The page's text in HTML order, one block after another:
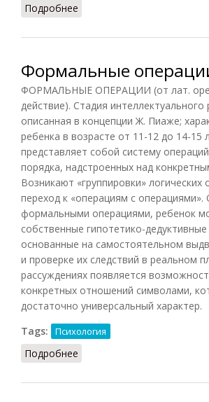
Подробнее
Формальные
ФОРМАЛЬНЫЕ ОПЕРАЦИИ (от лат.
действие). Стадия интеллектуального
описанная в концепции Ж. Пиаже;
ребенка в возрасте от 11-12 до 14-15
представляет собой систему
порядка, надстроенных над
Возникают «группировки»
переход к «операциям с операциями».
формальными операциями, ребенок
собственные гипотетико-
основанные на самостоятельном
и проверке их следствий в реальном
рассуждениях появляется
конкретных отношений символами,
достаточно универсальный характер.
Tags:
Психология
Подробнее